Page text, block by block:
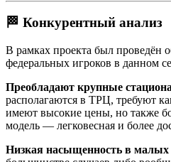
🏁 Конкурентный анализ
В рамках проекта был проведён
федеральных игроков в данном
Преобладают крупные
располагаются в ТРЦ, требуют
имеют высокие цены, но также
модель — легковесная и более
Низкая насыщенность в малых